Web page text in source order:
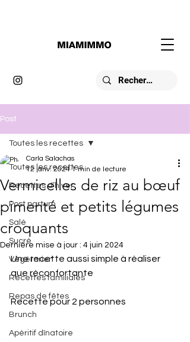
Post
Toutes les recettes
Recettes d’hiver
Post partum
Salé
Sucré
Végétarien
Recettes familiales
Repas de fêtes
Brunch
Apéritif dînatoire
Toutes les recettes
Vermicelles de riz au bœuf
pimenté et petits légumes
croquants
Carla Salachas
12 janv. 2024 1 min de lecture
Dernière mise à jour : 4 juin 2024
Une recette aussi simple à réaliser
que réconfortante
Recette pour 2 personnes